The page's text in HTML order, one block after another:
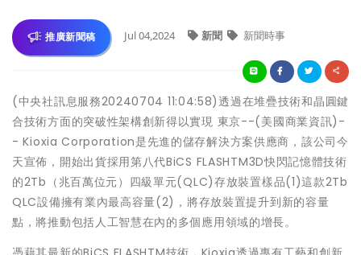
推廣新聞稿 Jul 04,2024 新聞 新聞時事
(中央社訊息服務20240704 11:04:58)透過在堆疊技術和晶圓鍵
合技術方面的突破性架構創新得以實現 東京--(美國商業資訊)-
- Kioxia Corporation是先進的儲存解決方案供應商，該公司今
天宣佈，開始出貨採用第八代BiCS FLASHTM3D快閃記憶體技術
的2Tb（兆百萬位元）四級單元(QLC)存放裝置樣品(1)這款2Tb
QLC設備擁有業內最高容量(2)，將存放裝置提升到新的容量
點，將推動包括人工智慧在內的多個應用領域的增長。